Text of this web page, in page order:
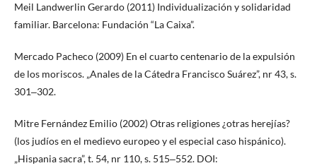
Meil Landwerlin Gerardo (2011) Individualización y solidaridad
familiar. Barcelona: Fundación “La Caixa”.
Mercado Pacheco (2009) En el cuarto centenario de la expulsión
de los moriscos. „Anales de la Cátedra Francisco Suárez”, nr 43, s.
301‒302.
Mitre Fernández Emilio (2002) Otras religiones ¿otras herejías?
(los judíos en el medievo europeo y el especial caso hispánico).
„Hispania sacra”, t. 54, nr 110, s. 515‒552. DOI: